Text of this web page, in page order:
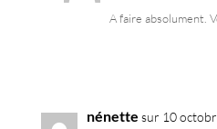
A faire absolument.
nénette sur 10